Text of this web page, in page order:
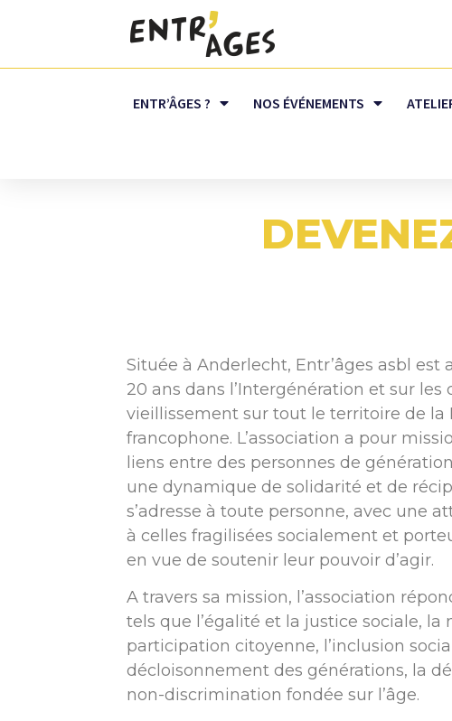
ENTR’ÂGES ? NOS ÉVÉNEMENTS
Située à Anderlecht, Entr’âges asbl est
20 ans dans l’Intergénération et sur les
vieillissement sur tout le territoire de la
francophone. L’association a pour
liens entre des personnes de
une dynamique de solidarité et de
s’adresse à toute personne, avec une
à celles fragilisées socialement et
en vue de soutenir leur pouvoir d’agir.
A travers sa mission, l’association
tels que l’égalité et la justice sociale, la
participation citoyenne, l’inclusion
décloisonnement des générations, la
non-discrimination fondée sur l’âge.